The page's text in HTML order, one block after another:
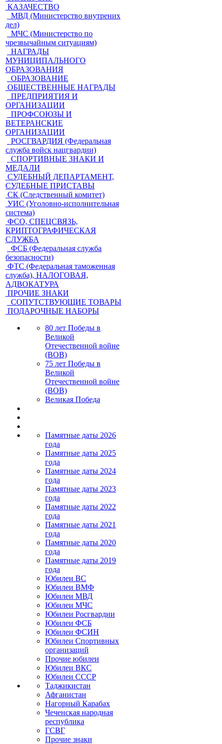
КАЗАЧЕСТВО
МВД (Министерство внутрених
дел)
МЧС (Министерство по
чрезвычайным ситуациям)
НАГРАДЫ
МУНИЦИПАЛЬНОГО
ОБРАЗОВАНИЯ
ОБРАЗОВАНИЕ
ОБЩЕСТВЕННЫЕ НАГРАДЫ
ПРЕДПРИЯТИЯ И
ОРГАНИЗАЦИИ
ПРОФСОЮЗЫ И
ВЕТЕРАНСКИЕ
ОРГАНИЗАЦИИ
РОСГВАРДИЯ (Федеральная
служба войск нацгвардии)
СПОРТИВНЫЕ ЗНАКИ И
МЕДАЛИ
СУДЕБНЫЙ ДЕПАРТАМЕНТ,
СУДЕБНЫЕ ПРИСТАВЫ
СК (Следственный комитет)
УИС (Уголовно-исполнительная
система)
ФСО, СПЕЦСВЯЗЬ,
КРИПТОГРАФИЧЕСКАЯ
СЛУЖБА
ФСБ (Федеральная служба
безопасности)
ФТС (Федеральная таможенная
служба), НАЛОГОВАЯ,
АДВОКАТУРА
ПРОЧИЕ ЗНАКИ
СОПУТСТВУЮЩИЕ ТОВАРЫ
ПОДАРОЧНЫЕ НАБОРЫ
80 лет Победы в
Великой
Отечественной войне
(ВОВ)
75 лет Победы в
Великой
Отечественной войне
(ВОВ)
Великая Победа
Памятные даты 2026
года
Памятные даты 2025
года
Памятные даты 2024
года
Памятные даты 2023
года
Памятные даты 2022
года
Памятные даты 2021
года
Памятные даты 2020
года
Памятные даты 2019
года
Юбилеи ВС
Юбилеи ВМФ
Юбилеи МВД
Юбилеи МЧС
Юбилеи Росгвардии
Юбилеи ФСБ
Юбилеи ФСИН
Юбилеи Спортивных
организаций
Прочие юбилеи
Юбилеи ВКС
Юбилеи СССР
Таджикистан
Афганистан
Нагорный Карабах
Чеченская народная
республика
ГСВГ
Прочие знаки